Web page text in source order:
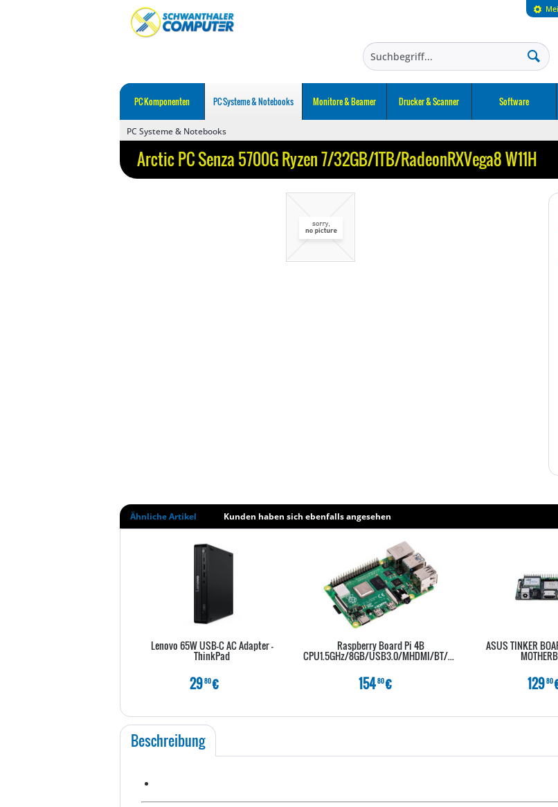
PC Komponenten PC Systeme & Notebooks Monitore & Beamer Drucker & Scanner Software
PC Systeme & Notebooks
Arctic PC Senza 5700G Ryzen 7/32GB/1TB/RadeonRXVega8 W11H
Ähnliche Artikel Kunden haben sich ebenfalls angesehen
Lenovo 65W USB-C AC Adapter -
ThinkPad
2980€
Raspberry Board Pi 4B
CPU1.5GHz/8GB/USB3.0/MHDMI/BT/Wifi
15480€
ASUS TINKER
12980
Beschreibung